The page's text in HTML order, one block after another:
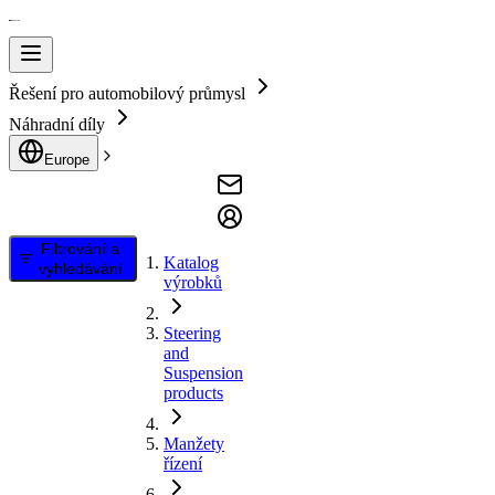
Řešení pro automobilový průmysl
Náhradní díly
Europe
Filtrování a
vyhledávání
Katalog
výrobků
Steering
and
Suspension
products
Manžety
řízení